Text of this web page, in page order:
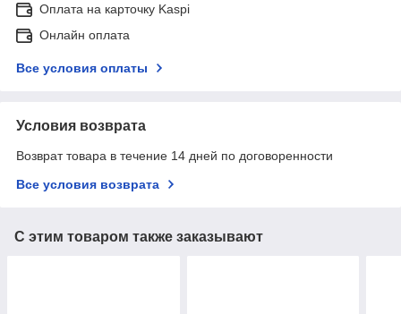
Оплата на карточку Kaspi
Онлайн оплата
Все условия оплаты
Условия возврата
Возврат товара в течение 14 дней по договоренности
Все условия возврата
С этим товаром также заказывают